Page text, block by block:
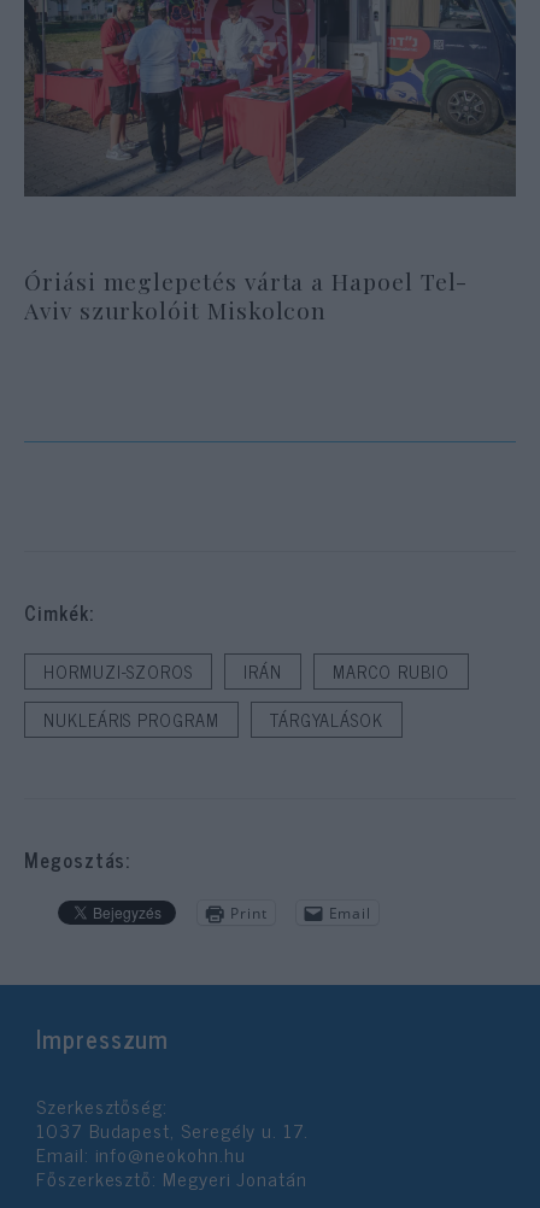
Óriási meglepetés várta a Hapoel Tel-
Aviv szurkolóit Miskolcon
Cimkék:
HORMUZI-SZOROS IRÁN
MARCO RUBIO
NUKLEÁRIS PROGRAM
TÁRGYALÁSOK
Megosztás:
Print Email
Impresszum
Szerkesztőség:
1037 Budapest, Seregély u. 17.
Email: info@neokohn.hu
Főszerkesztő: Megyeri Jonatán